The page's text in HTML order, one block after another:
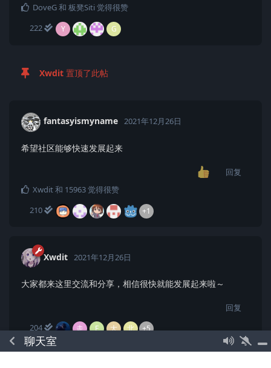
DoveG和 板凳Siti觉得很赞
222
Y G
Xwdit 置顶了此帖
fantasyismyname 2021年12月26日
希望社区能够快速发展起来
回复
Xwdit和 15963觉得很赞
210
+1
Xwdit 2021年12月26日
大家都来这里交流和分享，相信很快就能发展起来啦～
回复
204
走 E 大 北 +5
聊天室